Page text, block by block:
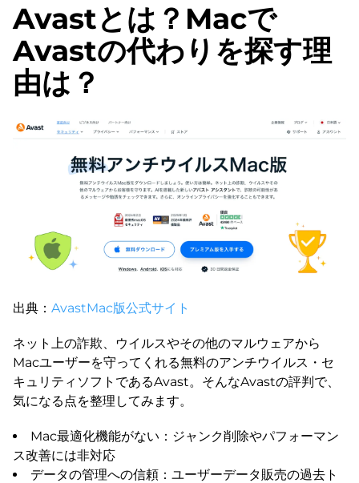
Avastとは？Macで
Avastの代わりを探す理
由は？
出典： AvastMac版公式サイト
ネット上の詐欺、ウイルスやその他のマルウェアから
Macユーザーを守ってくれる無料のアンチウイルス・セ
キュリティソフトであるAvast。そんなAvastの評判で、
気になる点を整理してみます。
Mac最適化機能がない：ジャンク削除やパフォーマン
ス改善には非対応
データの管理への信頼：ユーザーデータ販売の過去ト